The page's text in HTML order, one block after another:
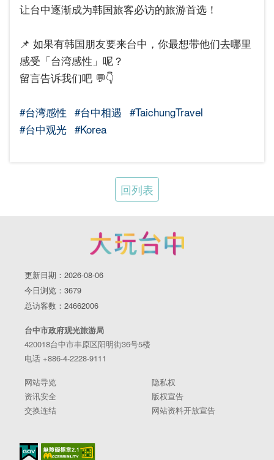
让台中逐渐成为韩国旅客必访的旅游首选！
📌 如果有韩国朋友要来台中，你最想带他们去哪里
感受「台湾感性」呢？
留言告诉我们吧 💬👇
#台湾感性 #台中相遇 #TaichungTravel
#台中观光 #Korea
回列表
更新日期：2026-08-06
今日浏览：3679
总访客数：24662006
台中市政府观光旅游局
420018台中市丰原区阳明街36号5楼
电话 +886-4-2228-9111
网站导览
隐私权
资讯安全
版权宣告
交换连结
网站资料开放宣告